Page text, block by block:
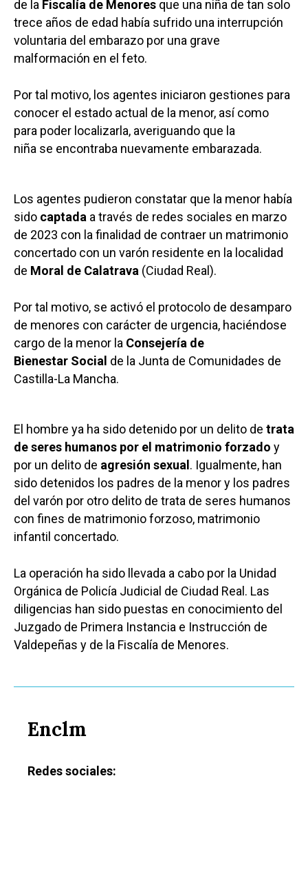
de la Fiscalía de Menores que una niña de tan solo
trece años de edad había sufrido una interrupción
voluntaria del embarazo por una grave
malformación en el feto.
Por tal motivo, los agentes iniciaron gestiones para
conocer el estado actual de la menor, así como
para poder localizarla, averiguando que la
niña se encontraba nuevamente embarazada.
Los agentes pudieron constatar que la menor había
sido captada a través de redes sociales en marzo
de 2023 con la finalidad de contraer un matrimonio
concertado con un varón residente en la localidad
de Moral de Calatrava (Ciudad Real).
Por tal motivo, se activó el protocolo de desamparo
de menores con carácter de urgencia, haciéndose
cargo de la menor la Consejería de
Bienestar Social de la Junta de Comunidades de
Castilla-La Mancha.
El hombre ya ha sido detenido por un delito de trata
de seres humanos por el matrimonio forzado y
por un delito de agresión sexual. Igualmente, han
sido detenidos los padres de la menor y los padres
del varón por otro delito de trata de seres humanos
con fines de matrimonio forzoso, matrimonio
infantil concertado.
La operación ha sido llevada a cabo por la Unidad
Orgánica de Policía Judicial de Ciudad Real. Las
diligencias han sido puestas en conocimiento del
Juzgado de Primera Instancia e Instrucción de
Valdepeñas y de la Fiscalía de Menores.
Enclm
Redes sociales: